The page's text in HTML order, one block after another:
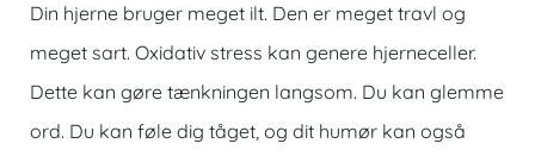
Din hjerne bruger meget ilt. Den er meget travl og
meget sart. Oxidativ stress kan genere hjerneceller.
Dette kan gøre tænkningen langsom. Du kan glemme
ord. Du kan føle dig tåget, og dit humør kan også